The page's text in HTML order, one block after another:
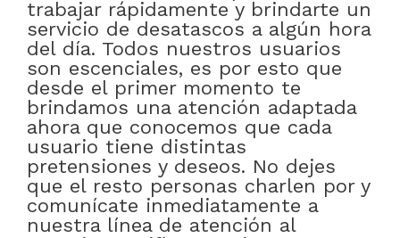
trabajar rápidamente y brindarte un
servicio de desatascos a algún hora
del día. Todos nuestros usuarios
son escenciales, es por esto que
desde el primer momento te
brindamos una atención adaptada
ahora que conocemos que cada
usuario tiene distintas
pretensiones y deseos. No dejes
que el resto personas charlen por y
comunícate inmediatamente a
nuestra línea de atención al